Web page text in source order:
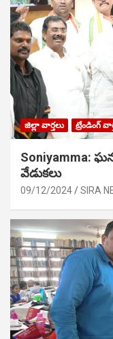
జిల్లా వార్తలు ట్రేండింగ్
Soniyamma:
వేడుక‌లు
09/12/2024 SIRA